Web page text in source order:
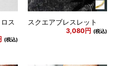
ス
(税込)
スクエアブレスレット
3,080円 (税込)